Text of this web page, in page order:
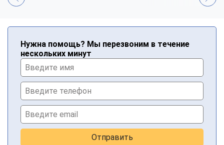
Нужна помощь? Мы перезвоним в течение
нескольких минут
Отправить